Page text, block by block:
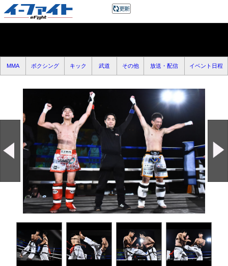
MMA ボクシング キック 武道 その他 放送・配信 イベント日程